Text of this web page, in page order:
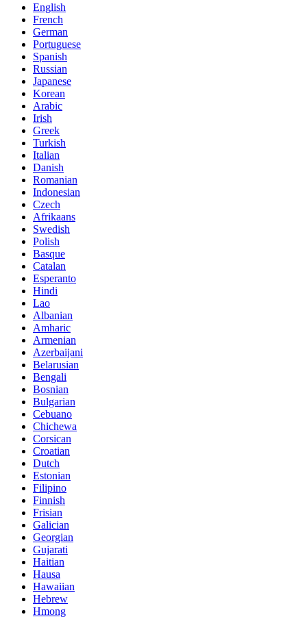
English
French
German
Portuguese
Spanish
Russian
Japanese
Korean
Arabic
Irish
Greek
Turkish
Italian
Danish
Romanian
Indonesian
Czech
Afrikaans
Swedish
Polish
Basque
Catalan
Esperanto
Hindi
Lao
Albanian
Amharic
Armenian
Azerbaijani
Belarusian
Bengali
Bosnian
Bulgarian
Cebuano
Chichewa
Corsican
Croatian
Dutch
Estonian
Filipino
Finnish
Frisian
Galician
Georgian
Gujarati
Haitian
Hausa
Hawaiian
Hebrew
Hmong